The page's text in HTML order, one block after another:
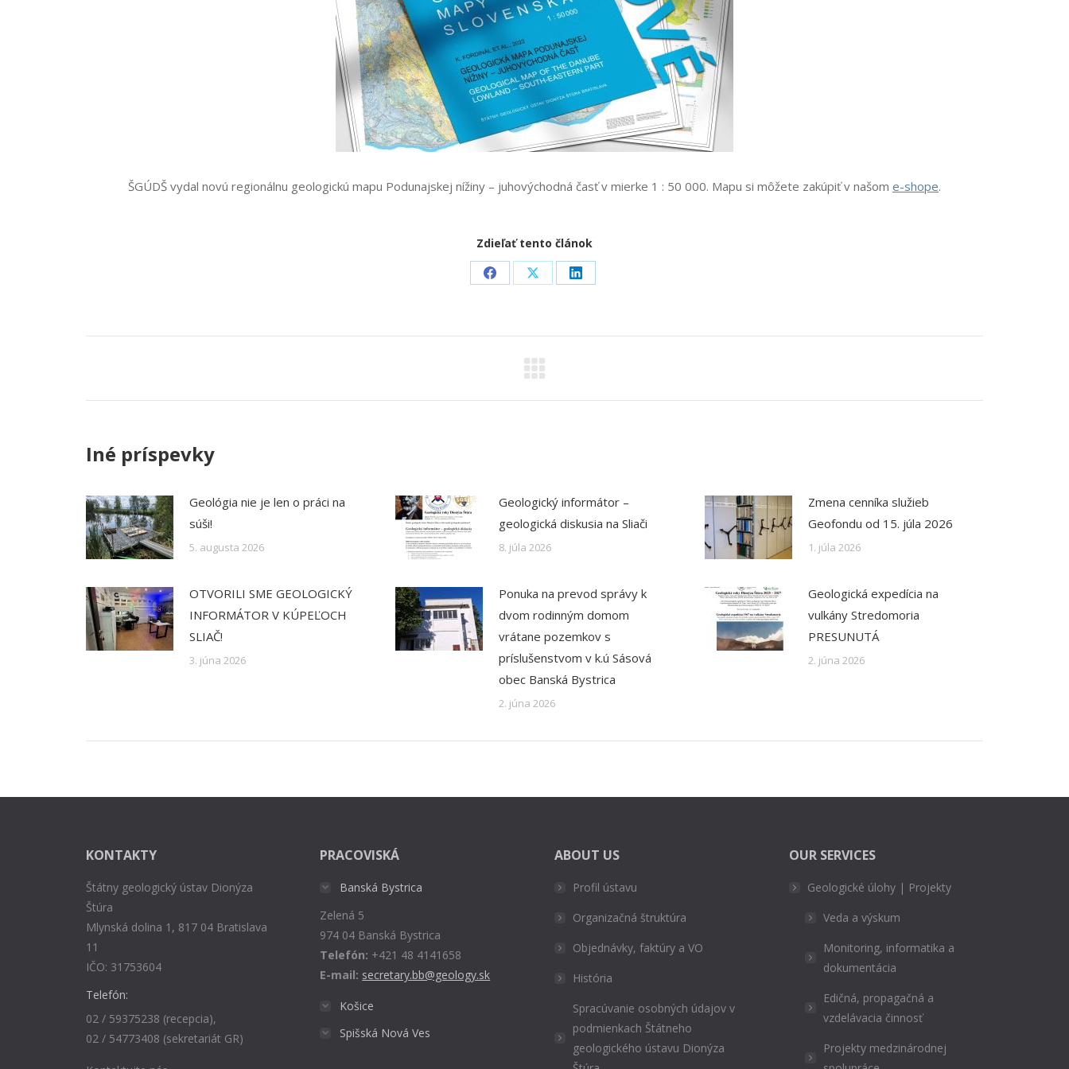
ŠGÚDŠ vydal novú regionálnu geologickú mapu Podunajskej nížiny – juhovýchodná časť v mierke 1 : 50 000. Mapu si môžete zakúpiť v našom e-shope.
Zdieľať tento článok
Share
Facebook
Share
X
Share
LinkedIn
Iné príspevky
Geológia nie je len o práci na
súši!
5. augusta 2026
Geologický informátor –
geologická diskusia na Sliači
8. júla 2026
Zmena cenníka služieb
Geofondu od 15. júla 2026
1. júla 2026
OTVORILI SME GEOLOGICKÝ
INFORMÁTOR V KÚPEĽOCH
SLIAČ!
3. júna 2026
Ponuka na prevod správy k
dvom rodinným domom
vrátane pozemkov s
príslušenstvom v k.ú Sásová
obec Banská Bystrica
2. júna 2026
Geologická expedícia na
vulkány Stredomoria
PRESUNUTÁ
2. júna 2026
KONTAKTY
Štátny geologický ústav Dionýza
Štúra
Mlynská dolina 1, 817 04 Bratislava
11
IČO: 31753604
Telefón:
02 / 59375238 (recepcia),
02 / 54773408 (sekretariát GR)
PRACOVISKÁ
Banská Bystrica
Zelená 5
974 04 Banská Bystrica
Telefón: +421 48 4141658
E-mail: secretary.bb@geology.sk
Košice
Spišská Nová Ves
ABOUT US
Profil ústavu
Organizačná štruktúra
Objednávky, faktúry a VO
História
Spracúvanie osobných údajov v
podmienkach Štátneho
geologického ústavu Dionýza
OUR SERVICES
Geologické úlohy | Projekty
Veda a výskum
Monitoring, informatika a
dokumentácia
Edičná, propagačná a
vzdelávacia činnosť
Projekty medzinárodnej